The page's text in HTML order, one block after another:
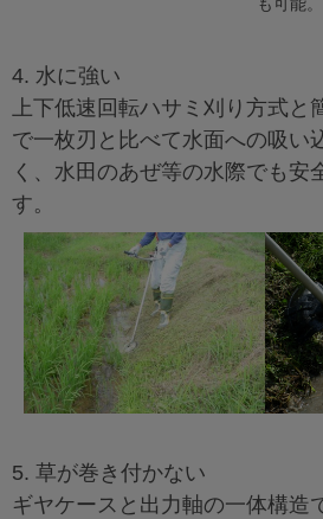
も可能。
4. 水に強い
上下低速回転ハサミ刈り方式と
で一枚刃と比べて水面への吸い
く、水田のあぜ等の水際でも安
す。
5. 草が巻き付かない
ギヤケースと出力軸の一体構造